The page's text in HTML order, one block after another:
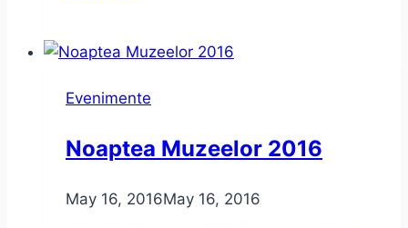
–
Calea
–
2016
Evenimente
Noaptea Muzeelor 2016
May 16, 2016May 16, 2016